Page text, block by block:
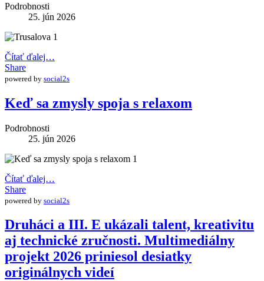
Podrobnosti
25. jún 2026
Čítať ďalej…
Share
powered by social2s
Keď sa zmysly spoja s relaxom
Podrobnosti
25. jún 2026
Čítať ďalej…
Share
powered by social2s
Druháci a III. E ukázali talent, kreativitu
aj technické zručnosti. Multimediálny
projekt 2026 priniesol desiatky
originálnych videí